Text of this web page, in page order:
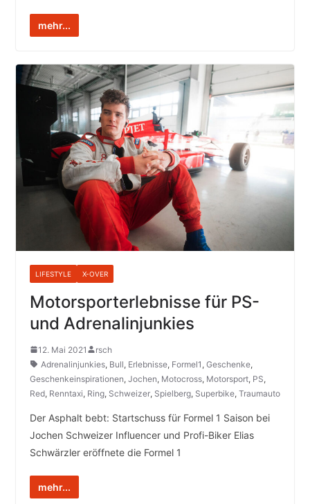
mehr...
LIFESTYLE X-OVER
Motorsporterlebnisse für PS-
und Adrenalinjunkies
12. Mai 2021
rsch
Adrenalinjunkies, Bull, Erlebnisse, Formel1 , Geschenke,
Geschenkeinspirationen, Jochen, Motocross, Motorsport, PS,
Red, Renntaxi, Ring, Schweizer, Spielberg, Superbike, Traumauto
Der Asphalt bebt: Startschuss für Formel 1 Saison bei
Jochen Schweizer Influencer und Profi-Biker Elias
Schwärzler eröffnete die Formel 1
mehr...